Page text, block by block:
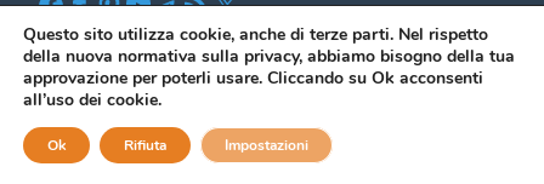
(2026) Il blog di Illuminato Butindaro
Questo sito utilizza cookie, anche di terze parti. Nel rispetto
della nuova normativa sulla privacy, abbiamo bisogno della tua
approvazione per poterli usare. Cliccando su Ok acconsenti
all’uso dei cookie.
Ok Rifiuta Impostazioni